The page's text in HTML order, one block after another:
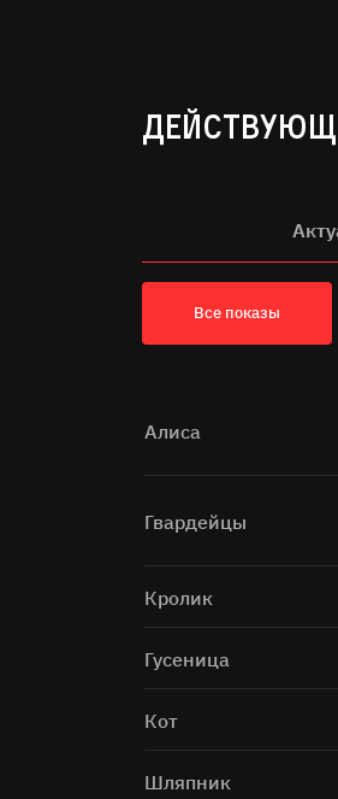
Все показы
Алиса
Гвардейцы
Кролик
Гусеница
Кот
Шляпник